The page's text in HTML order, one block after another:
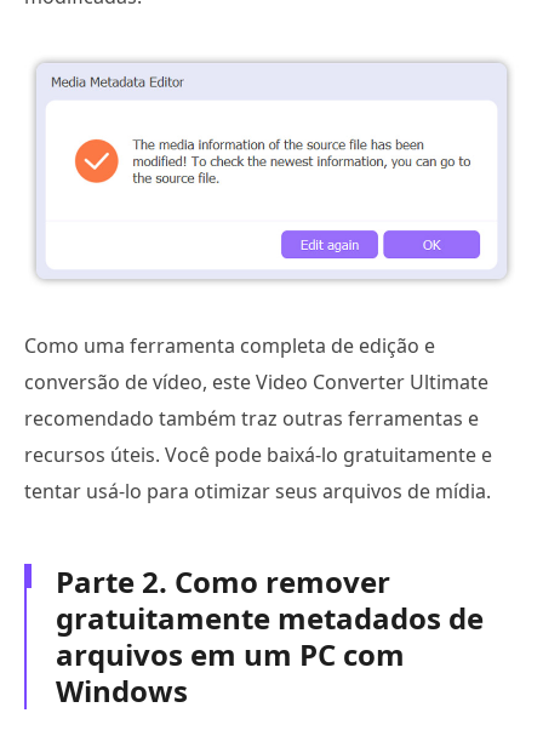
Como uma ferramenta completa de edição e
conversão de vídeo, este Video Converter Ultimate
recomendado também traz outras ferramentas e
recursos úteis. Você pode baixá-lo gratuitamente e
tentar usá-lo para otimizar seus arquivos de mídia.
Parte 2. Como remover
gratuitamente metadados de
arquivos em um PC com
Windows